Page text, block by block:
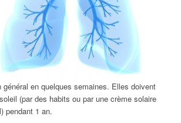
général en quelques semaines. Elles doivent
(par des habits ou par une crème solaire
pendant 1 an.